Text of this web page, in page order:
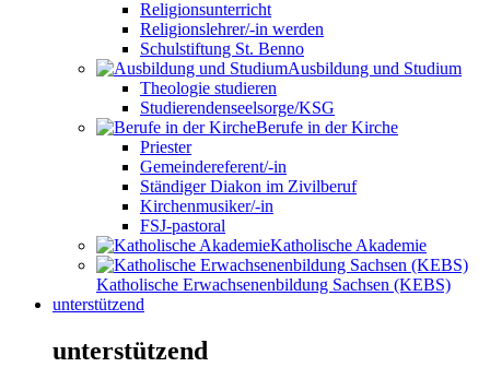
Religionsunterricht
Religionslehrer/-in werden
Schulstiftung St. Benno
Ausbildung und Studium
Theologie studieren
Studierendenseelsorge/KSG
Berufe in der Kirche
Priester
Gemeindereferent/-in
Ständiger Diakon im Zivilberuf
Kirchenmusiker/-in
FSJ-pastoral
Katholische Akademie
Katholische Erwachsenenbildung Sachsen (KEBS)
unterstützend
unterstützend